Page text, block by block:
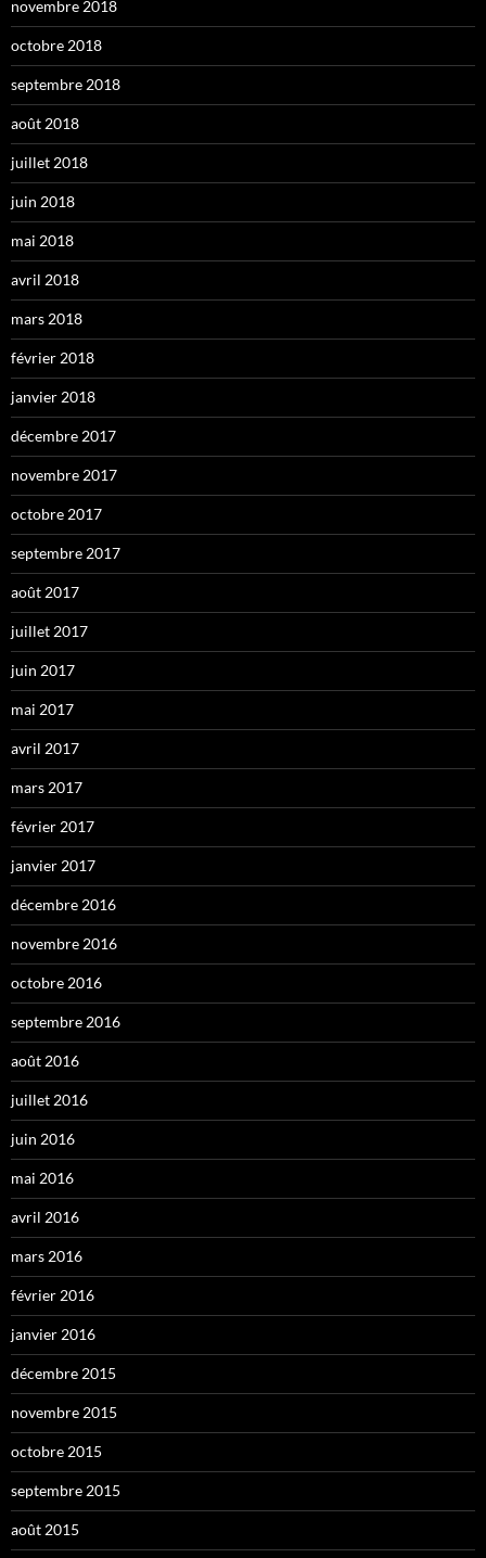
novembre 2018
octobre 2018
septembre 2018
août 2018
juillet 2018
juin 2018
mai 2018
avril 2018
mars 2018
février 2018
janvier 2018
décembre 2017
novembre 2017
octobre 2017
septembre 2017
août 2017
juillet 2017
juin 2017
mai 2017
avril 2017
mars 2017
février 2017
janvier 2017
décembre 2016
novembre 2016
octobre 2016
septembre 2016
août 2016
juillet 2016
juin 2016
mai 2016
avril 2016
mars 2016
février 2016
janvier 2016
décembre 2015
novembre 2015
octobre 2015
septembre 2015
août 2015